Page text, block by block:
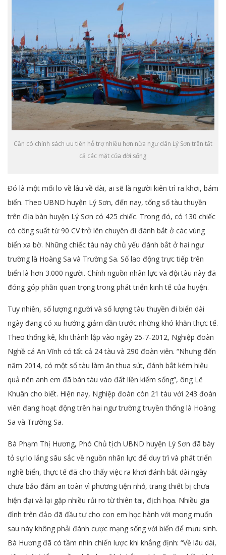
Cần có chính sách ưu tiên hỗ trợ nhiều hơn nữa ngư dân Lý Sơn trên tất
cả các mặt của đời sống
Đó là một mối lo về lâu về dài, ai sẽ là người kiên trì ra khơi, bám
biển. Theo UBND huyện Lý Sơn, đến nay, tổng số tàu thuyền
trên địa bàn huyện Lý Sơn có 425 chiếc. Trong đó, có 130 chiếc
có công suất từ 90 CV trở lên chuyên đi đánh bắt ở các vùng
biển xa bờ. Những chiếc tàu này chủ yếu đánh bắt ở hai ngư
trường là Hoàng Sa và Trường Sa. Số lao động trực tiếp trên
biển là hơn 3.000 người. Chính nguồn nhân lực và đội tàu này đã
đóng góp phần quan trọng trong phát triển kinh tế của huyện.
Tuy nhiên, số lượng người và số lượng tàu thuyền đi biển dài
ngày đang có xu hướng giảm dần trước những khó khăn thực tế.
Theo thống kê, khi thành lập vào ngày 25-7-2012, Nghiệp đoàn
Nghề cá An Vĩnh có tất cả 24 tàu và 290 đoàn viên. “Nhưng đến
năm 2014, có một số tàu làm ăn thua sút, đánh bắt kém hiệu
quả nên anh em đã bán tàu vào đất liền kiếm sống”, ông Lê
Khuân cho biết. Hiện nay, Nghiệp đoàn còn 21 tàu với 243 đoàn
viên đang hoạt động trên hai ngư trường truyền thống là Hoàng
Sa và Trường Sa.
Bà Phạm Thị Hương, Phó Chủ tịch UBND huyện Lý Sơn đã bày
tỏ sự lo lắng sâu sắc về nguồn nhân lực để duy trì và phát triển
nghề biển, thực tế đã cho thấy việc ra khơi đánh bắt dài ngày
chưa bảo đảm an toàn vì phương tiện nhỏ, trang thiết bị chưa
hiện đại và lại gặp nhiều rủi ro từ thiên tai, địch họa. Nhiều gia
đình trên đảo đã đầu tư cho con em học hành với mong muốn
sau này không phải đánh cược mạng sống với biển để mưu sinh.
Bà Hương đã có tầm nhìn chiến lược khi khẳng định: “Về lâu dài,